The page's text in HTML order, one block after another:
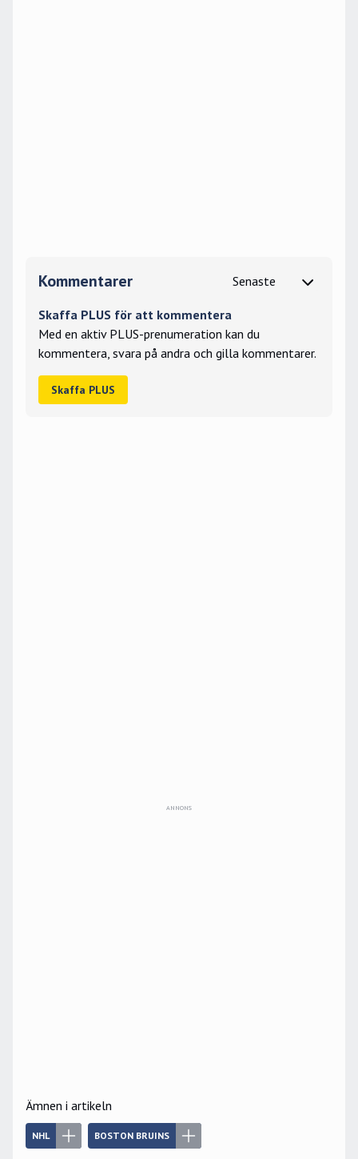
Kommentarer
Skaffa PLUS för att kommentera
Med en aktiv PLUS-prenumeration kan du
kommentera, svara på andra och gilla kommentarer.
Skaffa PLUS
ANNONS
Ämnen i artikeln
NHL BOSTON BRUINS